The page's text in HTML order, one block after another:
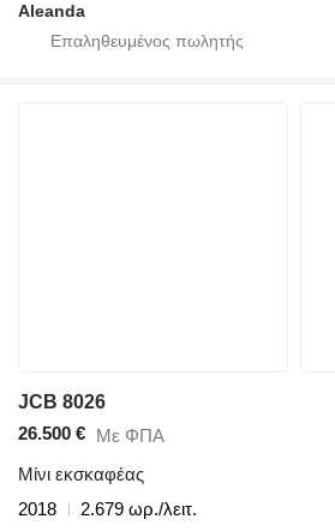
Aleanda
JCB 8026
26.500 € Με ΦΠΑ
Μίνι εκσκαφέας
2018
2.679 ωρ./λειτ.